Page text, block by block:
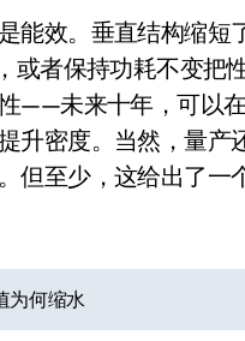
游戏终于要登 PC，光盘党
版到底香不香？一篇帮你
跌7.7%，苏泊尔开始靠“擦
能效。垂直结构缩
或者保持功耗不变把
——未来十年，可以
升密度。当然，量
但至少，这给出了
为何缩水